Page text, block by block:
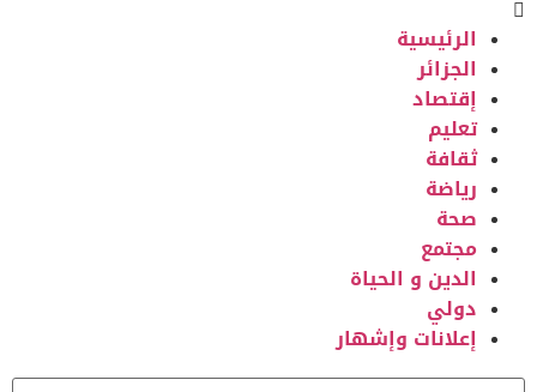
الرئيسية
الجزائر
إقتصاد
تعليم
ثقافة
رياضة
صحة
مجتمع
الدين و الحياة
دولي
إعلانات وإشهار